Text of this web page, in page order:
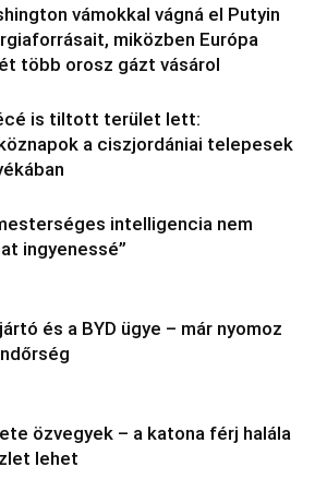
vámokkal vágná el Putyin
miközben Európa
több orosz gázt vásárol
is tiltott terület lett:
a ciszjordániai telepesek
intelligencia nem
ingyenessé”
és a BYD ügye – már nyomoz
özvegyek – a katona férj halála
lehet